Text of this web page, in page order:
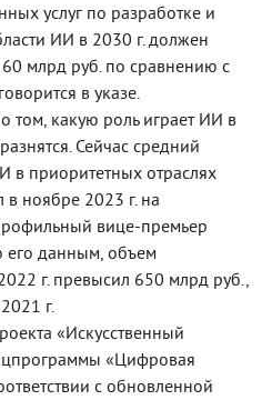
услуг по разработке и
ИИ в 2030 г. должен
млрд руб. по сравнению с
в указе.
какую роль играет ИИ в
Сейчас средний
в приоритетных отраслях
в ноябре 2023 г. на
вице-премьер
данным, объем
г. превысил 650 млрд руб.,
г.
«Искусственный
«Цифровая
с обновленной